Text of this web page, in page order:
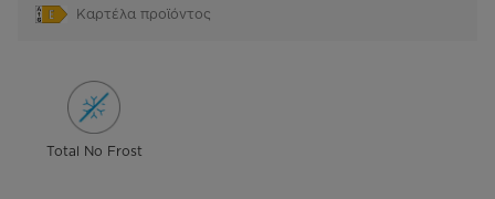
Καρτέλα προϊόντος
Total No Frost